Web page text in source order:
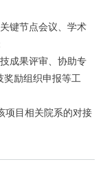
键节点会议、学术
成果评审、协助专
励组织申报等工
项目相关院系的对接